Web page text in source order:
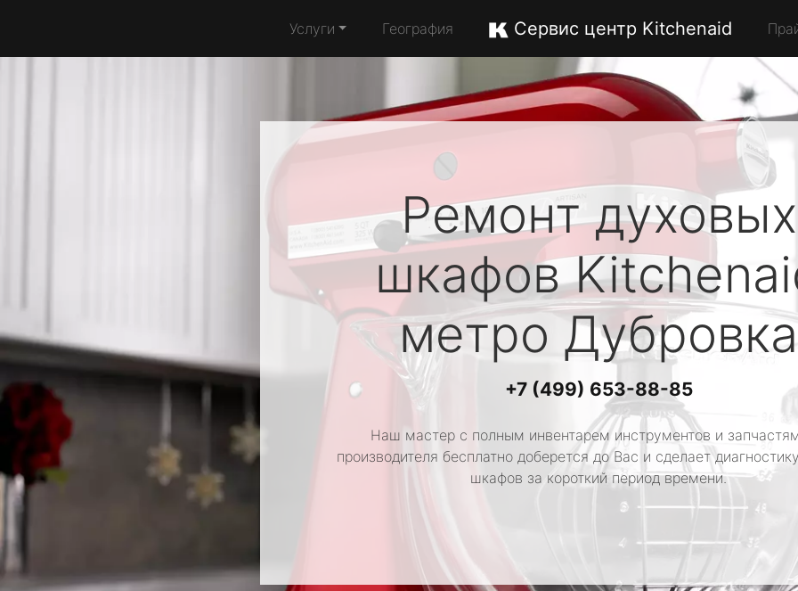
Услуги География Сервис центр Kitchenaid
Ремонт духовых
шкафов
метро Дубровка
+7 (499) 653-88-85
Наш мастер с полным инвентарем инструментов и
производителя бесплатно доберется до Вас и сделает
шкафов за короткий период времени.